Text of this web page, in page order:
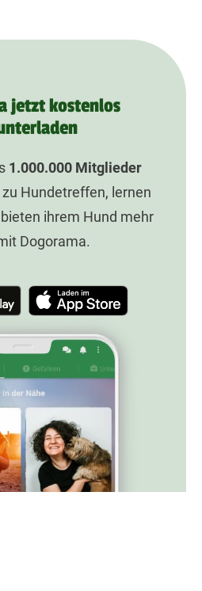
jetzt kostenlos
1.000.000Mitglieder
Hundetreffen, lernen
ihrem Hund mehr
Dogorama.